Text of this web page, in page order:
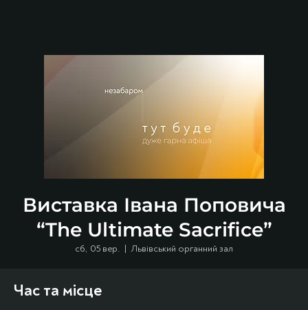
Виставка Івана Поповича
“The Ultimate Sacrifice”
сб, 05 вер.
  |
Львівський органний зал
Час та місце